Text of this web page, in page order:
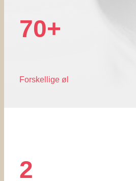
70+
Forskellige øl
2